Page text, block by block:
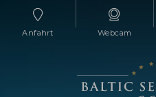
Anfahrt Webcam